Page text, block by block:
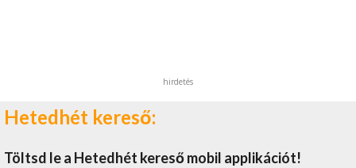
hirdetés
Hetedhét kereső:
Töltsd le a Hetedhét kereső mobil applikációt!